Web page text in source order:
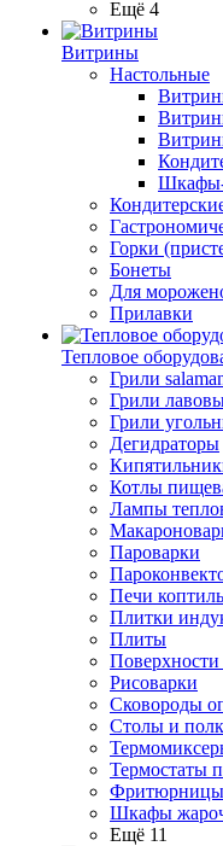
Ещё 4
Витрины
Настольные
Горки
Бонеты
Для
Прилавки
Тепловое
Грили
Грили
Грили
Дегидраторы
Котлы
Лампы
Пароварки
Печи
Плитки
Плиты
Рисоварки
Сковороды
Столы и
Термостаты
Фритюрницы
Шкафы
Ещё 11